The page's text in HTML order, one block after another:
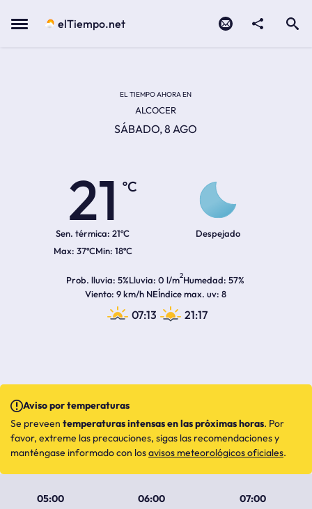
Menu elTiempo.net
EL TIEMPO AHORA EN
ALCOCER
SÁBADO, 8 AGO
21
ºC
Sen. térmica: 21ºC
37ºC 18ºC
Despejado
Prob. lluvia 5%Lluvia 0 l/m2Humedad 57%
Viento 9 km/h NEÍndice max. uv 8
07:13 21:17
05:00 06:00 07:00
Aviso por temperaturas
Se preveen temperaturas intensas en las próximas horas. Por
favor, extreme las precauciones, sigas las recomendaciones y
manténgase informado con losavisos meteorológicos oficiales.